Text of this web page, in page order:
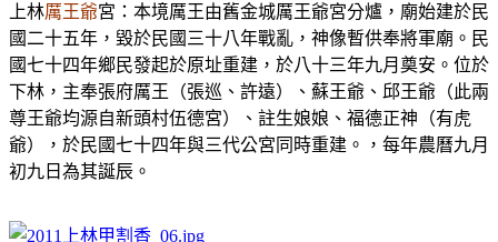
上林厲王爺宮：本境厲王由舊金城厲王爺宮分爐，廟始建於民
國二十五年，毀於民國三十八年戰亂，神像暫供奉將軍廟。民
國七十四年鄉民發起於原址重建，於八十三年九月奠安。位於
下林，主奉張府厲王（張巡、許遠）、蘇王爺、邱王爺（此兩
尊王爺均源自新頭村伍德宮）、註生娘娘、福德正神（有虎
爺），於民國七十四年與三代公宮同時重建。，每年農曆九月
初九日為其誕辰。